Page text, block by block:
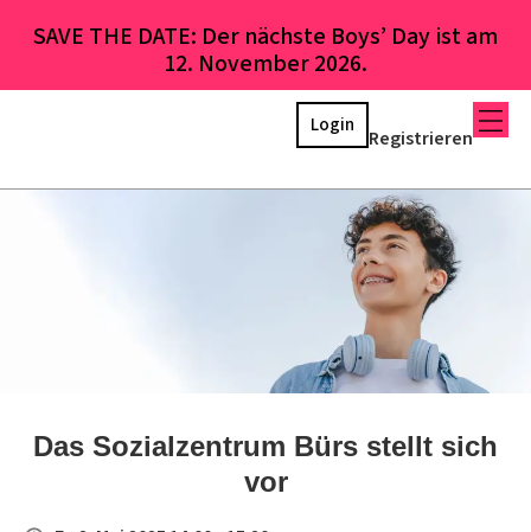
SAVE THE DATE: Der nächste Boys’ Day ist am
12. November 2026.
Registrieren
Login
Das Sozialzentrum Bürs stellt sich
vor